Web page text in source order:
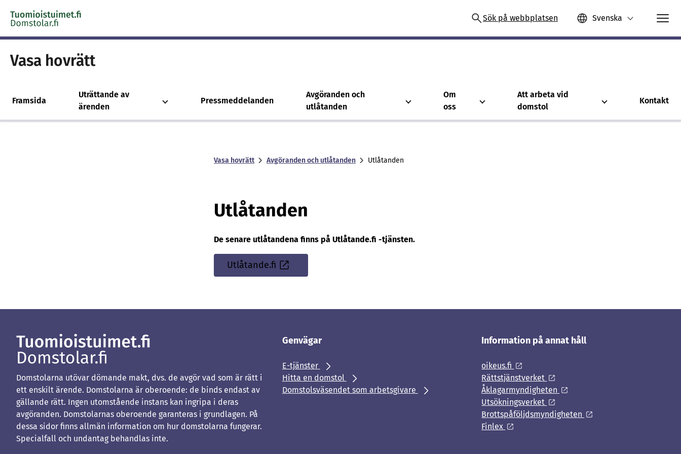
Skip to content -saavutettavuusohje Sök på webbplatsen Svenska
Vasa hovrätt
Framsida
Uträttande av
ärenden
Pressmeddelanden
Avgöranden och
utlåtanden
Om
oss
Att arbeta vid
domstol
Kontakt
Vasa hovrätt Avgöranden och utlåtanden Utlåtanden
Utlåtanden
De senare utlåtandena finns på Utlåtande.fi -tjänsten.
Utlåtande.fi
Sisäinen
Domstolarna utövar dömande makt, dvs. de avgör vad som är rätt i
ett enskilt ärende. Domstolarna är oberoende: de binds endast av
gällande rätt. Ingen utomstående instans kan ingripa i deras
avgöranden. Domstolarnas oberoende garanteras i grundlagen. På
dessa sidor finns allmän information om hur domstolarna fungerar.
Specialfall och undantag behandlas inte.
Genvägar
E-tjänster
Hitta en domstol
Domstolsväsendet som arbetsgivare
Information på annat håll
oikeus.fi
Rättstjänstverket
Åklagarmyndigheten
Utsökningsverket
Brottspåföljdsmyndigheten
Finlex